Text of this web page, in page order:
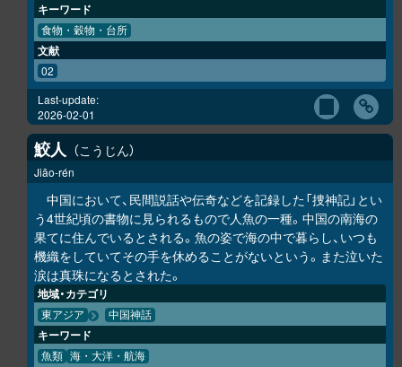
キーワード
食物・穀物・台所
文献
02
Last-update:
2026-02-01
鮫人 こうじん
Jiāo-rén
中国において、民間説話や伝奇などを記録した「捜神記」とい
う4世紀頃の書物に見られるもので人魚の一種。中国の南海の
果てに住んでいるとされる。魚の姿で海の中で暮らし、いつも
機織をしていてその手を休めることがないという。また泣いた
涙は真珠になるとされた。
地域・カテゴリ
東アジア 中国神話
キーワード
魚類 海・大洋・航海